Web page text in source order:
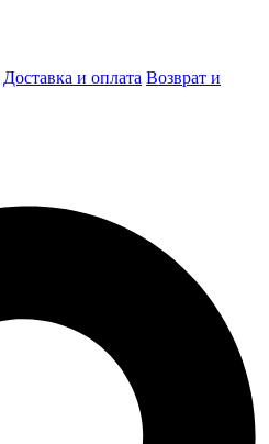
Доставка и оплата Возврат и